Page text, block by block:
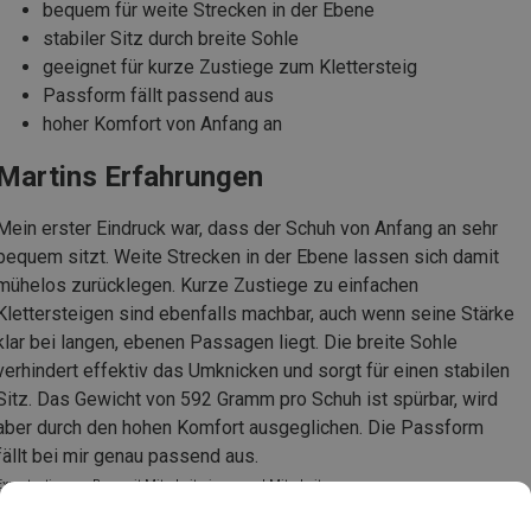
bequem für weite Strecken in der Ebene
stabiler Sitz durch breite Sohle
geeignet für kurze Zustiege zum Klettersteig
Passform fällt passend aus
hoher Komfort von Anfang an
Erfahrungen
erster Eindruck war, dass der Schuh von Anfang an sehr
sitzt. Weite Strecken in der Ebene lassen sich damit
zurücklegen. Kurze Zustiege zu einfachen
sind ebenfalls machbar, auch wenn seine Stärke
bei langen, ebenen Passagen liegt. Die breite Sohle
effektiv das Umknicken und sorgt für einen stabilen
Das Gewicht von 592 Gramm pro Schuh ist spürbar, wird
durch den hohen Komfort ausgeglichen. Die Passform
bei mir genau passend aus.
von Bergzeit Mitarbeiterinnen und Mitarbeitern